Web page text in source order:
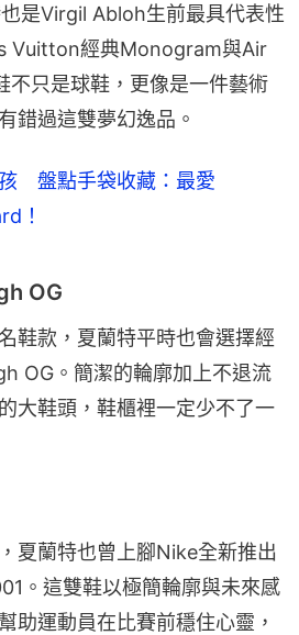
是Virgil Abloh生前最具代表性
Vuitton經典Monogram與Air
不只是球鞋，更像是一件藝術
錯過這雙夢幻逸品。
盤點手袋收藏：最愛
！
OG
鞋款，夏蘭特平時也會選擇經
OG。簡潔的輪廓加上不退流
大鞋頭，鞋櫃裡一定少不了一
夏蘭特也曾上腳Nike全新推出
。這雙鞋以極簡輪廓與未來感
助運動員在比賽前穩住心靈，